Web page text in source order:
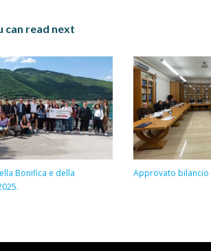
can read next
Bonifica e della
Approvato